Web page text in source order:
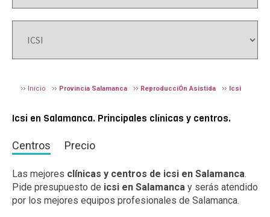
Inicio Provincia Salamanca ReproducciÓn Asistida Icsi
Icsi en Salamanca. Principales clínicas y centros.
Centros Precio
Las mejores clínicas y centros de icsi en Salamanca.
Pide presupuesto de icsi en Salamanca y serás atendido
por los mejores equipos profesionales de Salamanca.